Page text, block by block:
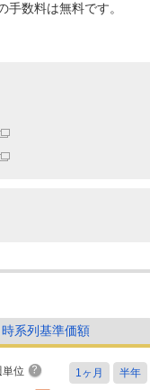
手数料は無料です。
時系列基準価額
単位